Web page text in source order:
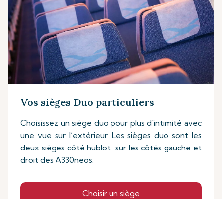
Vos sièges Duo particuliers
Choisissez un siège duo pour plus d'intimité avec
une vue sur l’extérieur. Les sièges duo sont les
deux sièges côté hublot sur les côtés gauche et
droit des A330neos.
Choisir un siège